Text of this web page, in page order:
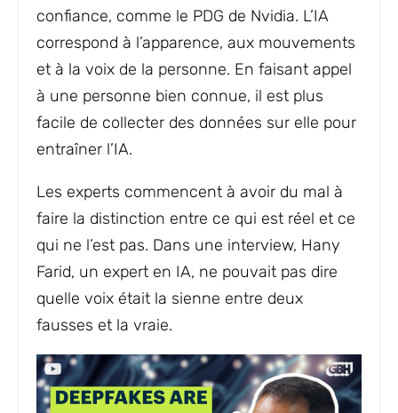
confiance, comme le PDG de Nvidia. L’IA
correspond à l’apparence, aux mouvements
et à la voix de la personne. En faisant appel
à une personne bien connue, il est plus
facile de collecter des données sur elle pour
entraîner l’IA.
Les experts commencent à avoir du mal à
faire la distinction entre ce qui est réel et ce
qui ne l’est pas. Dans une interview, Hany
Farid, un expert en IA, ne pouvait pas dire
quelle voix était la sienne entre deux
fausses et la vraie.